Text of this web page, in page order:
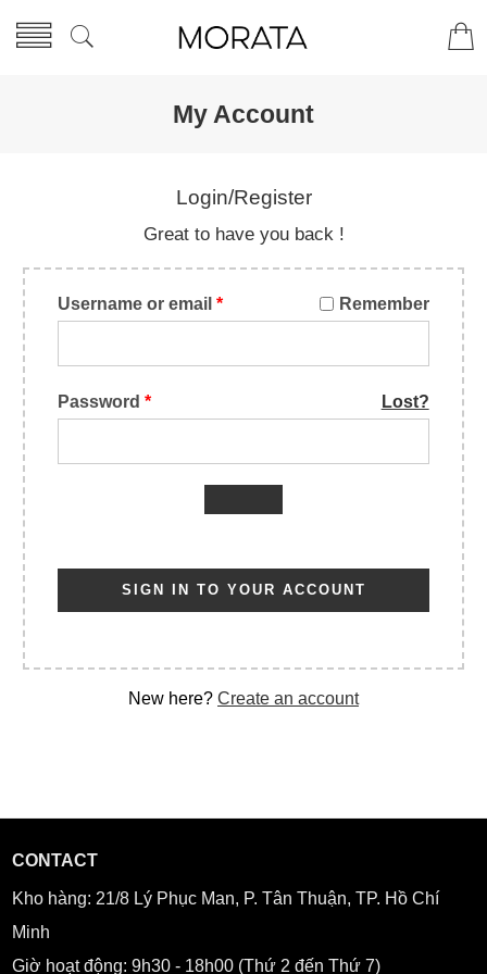
My Account
Login/Register
Great to have you back !
Username or email* Remember
Password* Lost?
SIGN IN TO YOUR ACCOUNT
New here? Create an account
CONTACT
Kho hàng: 21/8 Lý Phục Man, P. Tân Thuận, TP. Hồ Chí
Minh
Giờ hoạt động: 9h30 - 18h00 (Thứ 2 đến Thứ 7)